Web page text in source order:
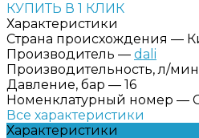
КУПИТЬ В 1 КЛИК
Характеристики
Страна происхождения —
Производитель — dali
Производительность, л/мин
Давление, бар — 16
Номенклатурный номер —
Все характеристики
Характеристики